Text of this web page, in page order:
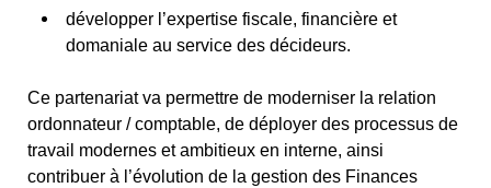
développer l’expertise fiscale, financière et
domaniale au service des décideurs.
Ce partenariat va permettre de moderniser la relation
ordonnateur / comptable, de déployer des processus de
travail modernes et ambitieux en interne, ainsi
contribuer à l’évolution de la gestion des Finances